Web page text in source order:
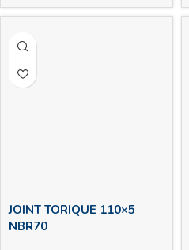
JOINT TORIQUE 110×5
NBR70